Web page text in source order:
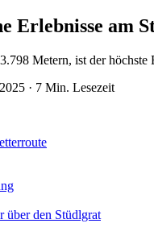
Erlebnisse am
Metern, ist der
· 7 Min. Lesezeit
über den Stüdlgrat